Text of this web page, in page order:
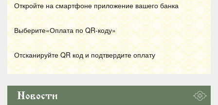
Откройте на смартфоне приложение вашего банка
Выберите«Оплата по QR-коду»
Отсканируйте QR код и подтвердите оплату
Новости